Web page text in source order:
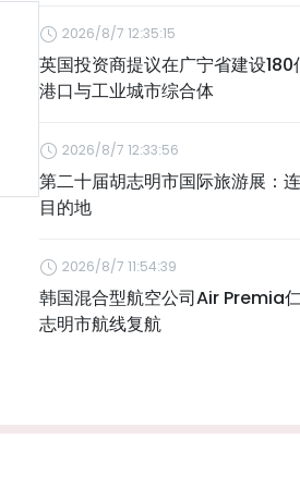
2026/8/7 12:35:15
英国投资商提议在广宁省建设180
港口与工业城市综合体
2026/8/7 12:33:56
第二十届胡志明市国际旅游展：
目的地
2026/8/7 11:54:39
韩国混合型航空公司Air Premia
志明市航线复航